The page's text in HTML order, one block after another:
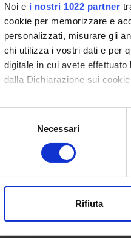
Noi e i nostri 1022 partner
cookie per memorizzare e
personalizzati, misurare gli
chi utilizza i vostri dati e per
digitale in cui avete
dalla Dichiarazione sui
Con il tuo consenso,
raccogliere
digitali).
modificare o ritirare il tuo
Necessari
Rifiuta
ATTIVITA'
TESTI